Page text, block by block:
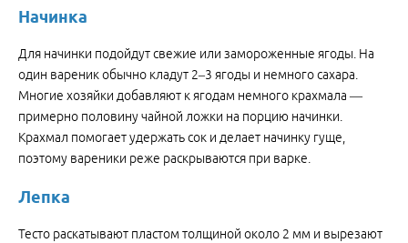
Начинка
Для начинки подойдут свежие или замороженные ягоды. На
один вареник обычно кладут 2–3 ягоды и немного сахара.
Многие хозяйки добавляют к ягодам немного крахмала —
примерно половину чайной ложки на порцию начинки.
Крахмал помогает удержать сок и делает начинку гуще,
поэтому вареники реже раскрываются при варке.
Лепка
Тесто раскатывают пластом толщиной около 2 мм и вырезают